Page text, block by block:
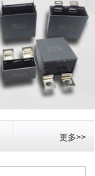
更多>>